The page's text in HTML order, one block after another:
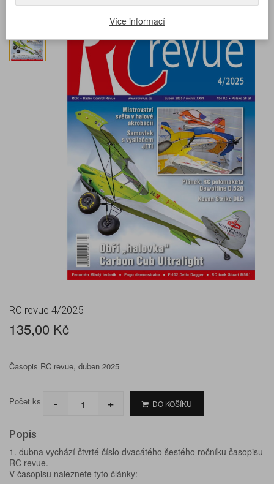
RC revue 4/2025
135,00 Kč
Časopis RC revue, duben 2025
Počet ks - + DO KOŠÍKU
Popis
1. dubna vychází čtvrté číslo dvacátého šestého ročníku časopisu
RC revue.
V časopisu naleznete tyto články:
Více informací